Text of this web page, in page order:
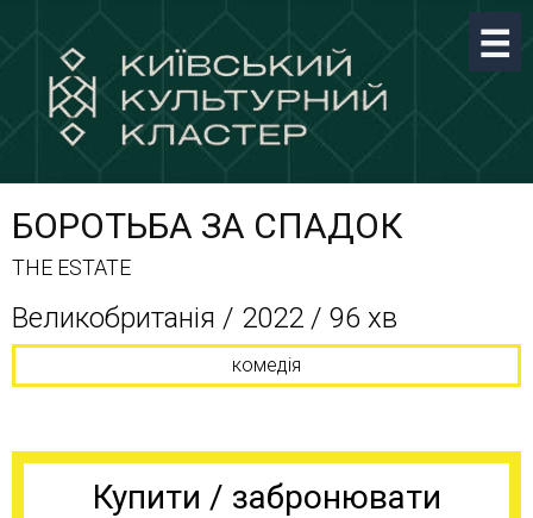
БОРОТЬБА ЗА СПАДОК
THE ESTATE
Великобританія / 2022 / 96 хв
комедія
Купити / забронювати